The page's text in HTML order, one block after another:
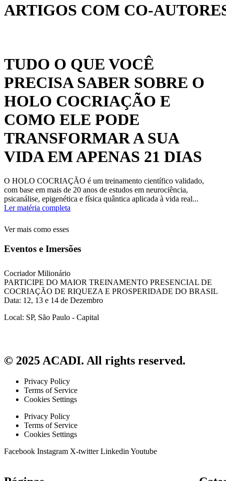
ARTIGOS COM CO-
TUDO O QUE VOCÊ
PRECISA SABER SOBRE O
HOLO COCRIAÇÃO E
COMO ELE PODE
TRANSFORMAR A SUA
VIDA EM APENAS 21 DIAS
O HOLO COCRIAÇÃO é um treinamento científico validado,
com base em mais de 20 anos de estudos em neurociência,
psicanálise, epigenética e física quântica aplicada à vida real...
Ler matéria completa
Ver mais como esses
Eventos e Imersões
Cocriador Milionário
PARTICIPE DO MAIOR TREINAMENTO PRESENCIAL DE
COCRIAÇÃO DE RIQUEZA E PROSPERIDADE DO BRASIL
Data: 12, 13 e 14 de Dezembro
Local: SP, São Paulo - Capital
© 2025 ACADI. All rights reserved.
Privacy Policy
Terms of Service
Cookies Settings
Privacy Policy
Terms of Service
Cookies Settings
Facebook Instagram X-twitter LinkedinYoutube